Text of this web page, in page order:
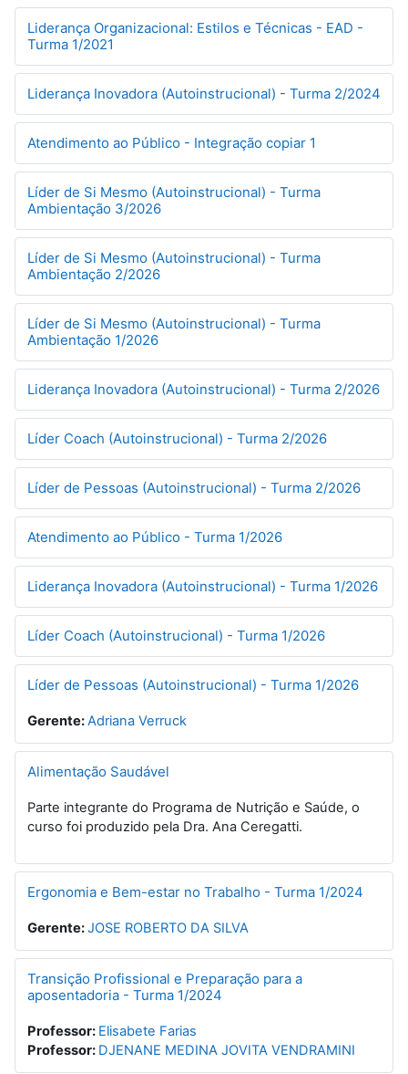
Liderança Organizacional: Estilos e Técnicas - EAD -
Turma 1/2021
Liderança Inovadora (Autoinstrucional) - Turma 2/2024
Atendimento ao Público - Integração copiar 1
Líder de Si Mesmo (Autoinstrucional) - Turma
Ambientação 3/2026
Líder de Si Mesmo (Autoinstrucional) - Turma
Ambientação 2/2026
Líder de Si Mesmo (Autoinstrucional) - Turma
Ambientação 1/2026
Liderança Inovadora (Autoinstrucional) - Turma 2/2026
Líder Coach (Autoinstrucional) - Turma 2/2026
Líder de Pessoas (Autoinstrucional) - Turma 2/2026
Atendimento ao Público - Turma 1/2026
Liderança Inovadora (Autoinstrucional) - Turma 1/2026
Líder Coach (Autoinstrucional) - Turma 1/2026
Líder de Pessoas (Autoinstrucional) - Turma 1/2026
Gerente:Adriana Verruck
Alimentação Saudável
Parte integrante do Programa de Nutrição e Saúde, o
curso foi produzido pela Dra. Ana Ceregatti.
Ergonomia e Bem-estar no Trabalho - Turma 1/2024
Gerente:JOSE ROBERTO DA SILVA
Transição Profissional e Preparação para a
aposentadoria - Turma 1/2024
Professor: Elisabete Farias
Professor: DJENANE MEDINA JOVITA VENDRAMINI